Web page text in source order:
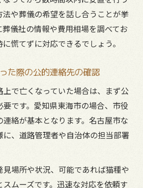
法や葬儀の希望を話し合うことが挙
儀社の情報や費用相場を調べてお
慌てずに対応できるでしょう。
た際の公的連絡先の確認
で亡くなっていた場合は、まず公
です。愛知県東海市の場合、市役
絡が基本となります。名古屋市な
に、道路管理者や自治体の担当部署
場所や状況、可能であれば猫種や
ムーズです。迅速な対応を依頼す